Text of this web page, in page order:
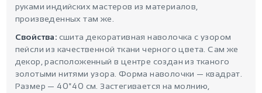
руками индийских мастеров из материалов,
произведенных там же.
Свойства: сшита декоративная наволочка с узором
пейсли из качественной ткани черного цвета. Сам же
декор, расположенный в центре создан из тканого
золотыми нитями узора. Форма наволочки — квадрат.
Размер — 40*40 см. Застегивается на молнию,